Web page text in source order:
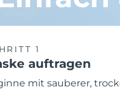
1
auftragen
mit sauberer,